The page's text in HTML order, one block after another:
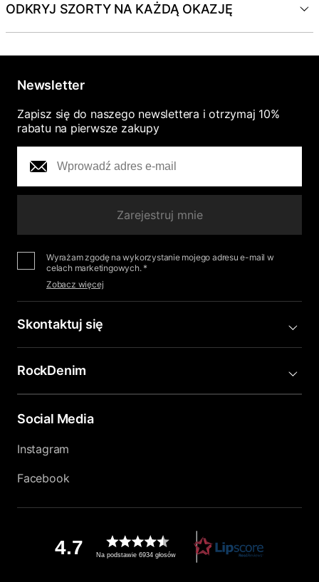
ODKRYJ SZORTY NA KAŻDĄ OKAZJĘ
Newsletter
Zapisz się do naszego newslettera i otrzymaj 10%
rabatu na pierwsze zakupy
Zarejestruj mnie
Wyrażam zgodę na wykorzystanie mojego adresu e-mail w
celach marketingowych. *
Zobacz więcej
Skontaktuj się
RockDenim
Social Media
Instagram
Facebook
4.7 Na podstawie 6934 głosów